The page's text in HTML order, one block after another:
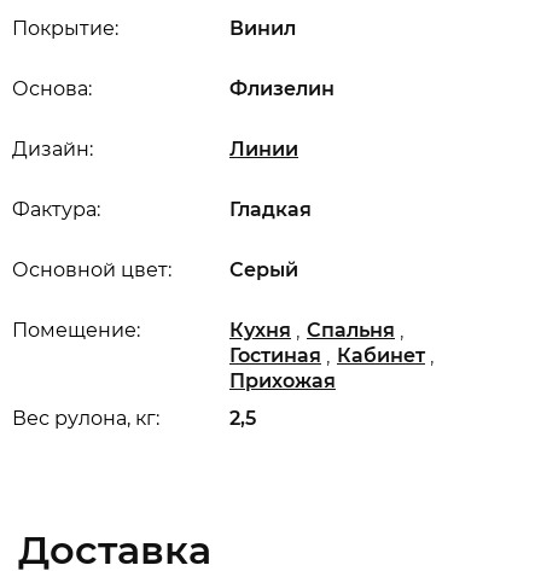
Вес рулона, кг: 2,5
Основной цвет: Серый
Дизайн: Линии
Основа: Флизелин
Покрытие: Винил
Помещение: Кухня , Спальня ,
Гостиная , Кабинет ,
Прихожая
Фактура: Гладкая
Доставка